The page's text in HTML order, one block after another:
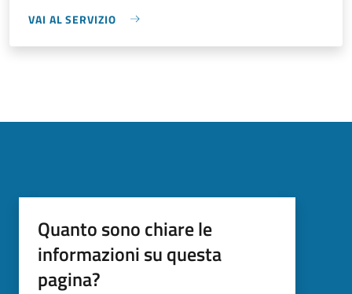
VAI AL SERVIZIO
Quanto sono chiare le
informazioni su questa
pagina?